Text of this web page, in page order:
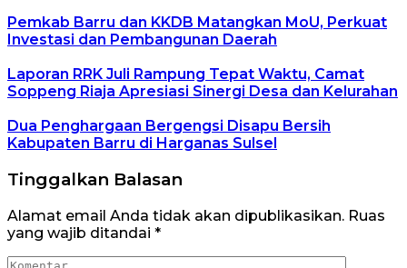
Pemkab Barru dan KKDB Matangkan MoU, Perkuat
Investasi dan Pembangunan Daerah
Laporan RRK Juli Rampung Tepat Waktu, Camat
Soppeng Riaja Apresiasi Sinergi Desa dan Kelurahan
Dua Penghargaan Bergengsi Disapu Bersih
Kabupaten Barru di Harganas Sulsel
Tinggalkan Balasan
Alamat email Anda tidak akan dipublikasikan. Ruas
yang wajib ditandai *